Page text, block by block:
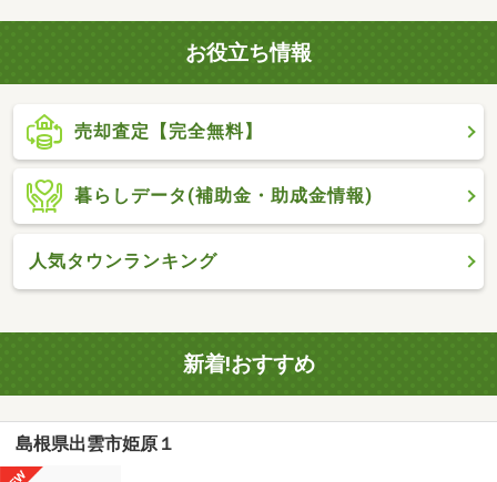
お役立ち情報
売却査定【完全無料】
暮らしデータ(補助金・助成金情報)
人気タウンランキング
新着!おすすめ
島根県出雲市姫原１